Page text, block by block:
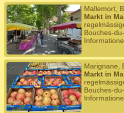
Mallemort,
Markt in
Bouches-
Marignane,
Markt in
Bouches-